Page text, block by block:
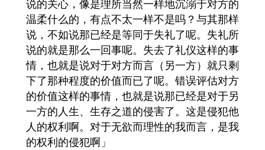
说的关心，像是理所当然一样地沉溺于对方的
温柔什么的，有点不太一样不是吗？与其那样
说，不如说那已经是等同于失礼了呢。失礼所
说的就是那么一回事呢。失去了礼仪这样的事
情，也就是说对于对方而言（另一方）就只剩
下了那种程度的价值而已了呢。错误评估对方
的价值这样的事情，也就是说那已经是对于另
一方的人生、生存之道的侵害了。这是侵犯他
人的权利啊。对于无欲而理性的我而言，是我
的权利的侵犯啊」